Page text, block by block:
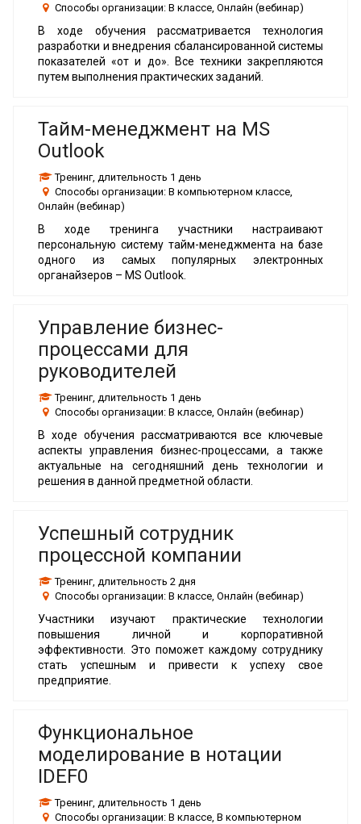
Способы организации: В классе, Онлайн (вебинар)
В ходе обучения рассматривается технология
разработки и внедрения сбалансированной системы
показателей «от и до». Все техники закрепляются
путем выполнения практических заданий.
Тайм-менеджмент на MS
Outlook
Тренинг, длительность 1 день
Способы организации: В компьютерном классе,
Онлайн (вебинар)
В ходе тренинга участники настраивают
персональную систему тайм-менеджмента на базе
одного из самых популярных электронных
органайзеров – MS Outlook.
Управление бизнес-
процессами для
руководителей
Тренинг, длительность 1 день
Способы организации: В классе, Онлайн (вебинар)
В ходе обучения рассматриваются все ключевые
аспекты управления бизнес-процессами, а также
актуальные на сегодняшний день технологии и
решения в данной предметной области.
Успешный сотрудник
процессной компании
Тренинг, длительность 2 дня
Способы организации: В классе, Онлайн (вебинар)
Участники изучают практические технологии
повышения личной и корпоративной
эффективности. Это поможет каждому сотруднику
стать успешным и привести к успеху свое
предприятие.
Функциональное
моделирование в нотации
IDEF0
Тренинг, длительность 1 день
Способы организации: В классе, В компьютерном